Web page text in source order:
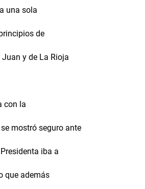
una sola
de
y de La Rioja
con la
mostró seguro ante
iba a
que además